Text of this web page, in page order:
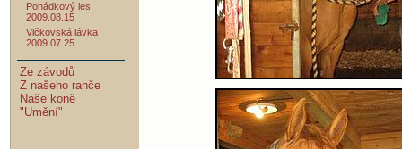
Pohádkový les
2009.08.15
Vlčkovská lávka
2009.07.25
Ze závodů
Z našeho ranče
Naše koně
"Umění"